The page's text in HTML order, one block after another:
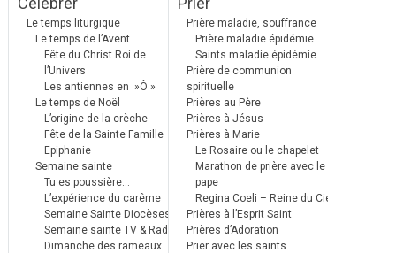
Le temps liturgique
Le temps de l’Avent
Fête du Christ Roi de
l’Univers
Les antiennes en »Ô »
Le temps de Noël
L’origine de la crèche
Fête de la Sainte Famille
Epiphanie
Semaine sainte
Tu es poussière…
L’expérience du carême
Semaine Sainte Diocèses
Semaine sainte TV & Radio
Dimanche des rameaux
Prière maladie, souffrance
Prière maladie épidémie
Saints maladie épidémie
Prière de communion
spirituelle
Prières au Père
Prières à Jésus
Prières à Marie
Le Rosaire ou le chapelet
Marathon de prière avec le
pape
Regina Coeli – Reine du Ciel
Prières à l’Esprit Saint
Prières d’Adoration
Prier avec les saints